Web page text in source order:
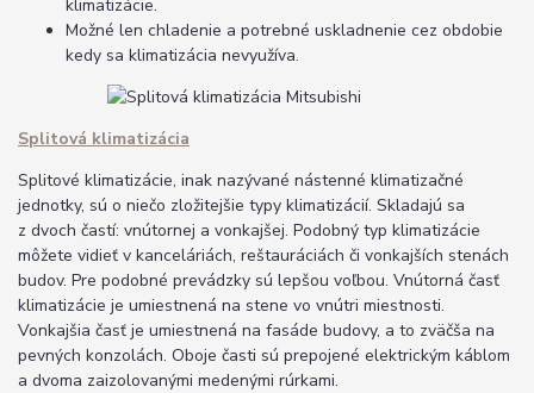
klimatizácie.
Možné len chladenie a potrebné uskladnenie cez obdobie
kedy sa klimatizácia nevyužíva.
Splitová klimatizácia
Splitové klimatizácie, inak nazývané nástenné klimatizačné
jednotky, sú o niečo zložitejšie typy klimatizácií. Skladajú sa
z dvoch častí: vnútornej a vonkajšej. Podobný typ klimatizácie
môžete vidieť v kanceláriách, reštauráciách či vonkajších stenách
budov. Pre podobné prevádzky sú lepšou voľbou. Vnútorná časť
klimatizácie je umiestnená na stene vo vnútri miestnosti.
Vonkajšia časť je umiestnená na fasáde budovy, a to zväčša na
pevných konzolách. Oboje časti sú prepojené elektrickým káblom
a dvoma zaizolovanými medenými rúrkami.